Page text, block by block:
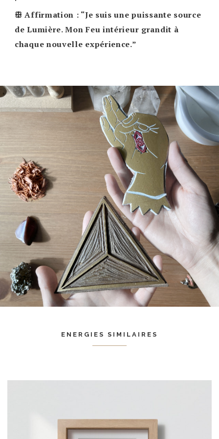
ꕥ Affirmation : “Je suis une puissante source
de Lumière. Mon Feu intérieur grandit à
chaque nouvelle expérience.”
ENERGIES SIMILAIRES